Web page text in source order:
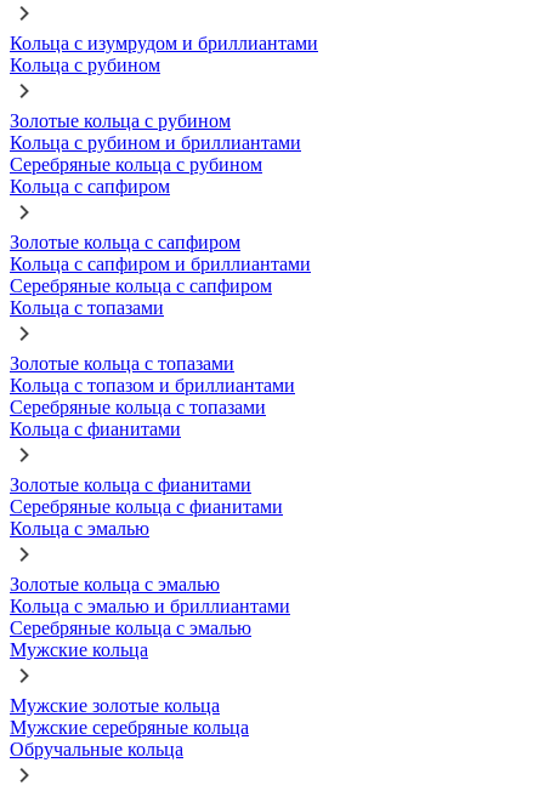
Кольца с изумрудом и бриллиантами
Кольца с рубином
Золотые кольца с рубином
Кольца с рубином и бриллиантами
Серебряные кольца с рубином
Кольца с сапфиром
Золотые кольца с сапфиром
Кольца с сапфиром и бриллиантами
Серебряные кольца с сапфиром
Кольца с топазами
Золотые кольца с топазами
Кольца с топазом и бриллиантами
Серебряные кольца с топазами
Кольца с фианитами
Золотые кольца с фианитами
Серебряные кольца с фианитами
Кольца с эмалью
Золотые кольца с эмалью
Кольца с эмалью и бриллиантами
Серебряные кольца с эмалью
Мужские кольца
Мужские золотые кольца
Мужские серебряные кольца
Обручальные кольца